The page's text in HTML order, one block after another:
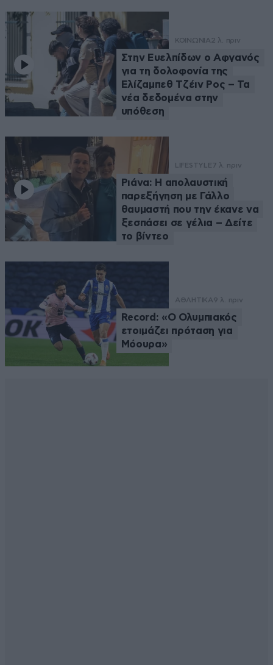
ΚΟΙΝΩΝΙΑ 2 λ. πριν
Στην Ευελπίδων ο Αφγανός
για τη δολοφονία της
Ελίζαμπεθ Τζέιν Ρος – Τα
νέα δεδομένα στην
υπόθεση
LIFESTYLE7 λ. πριν
Ριάνα: Η απολαυστική
παρεξήγηση με Γάλλο
θαυμαστή που την έκανε να
ξεσπάσει σε γέλια – Δείτε
το βίντεο
ΑΘΛΗΤΙΚΑ9 λ. πριν
Record: «Ο Ολυμπιακός
ετοιμάζει πρόταση για
Μόουρα»